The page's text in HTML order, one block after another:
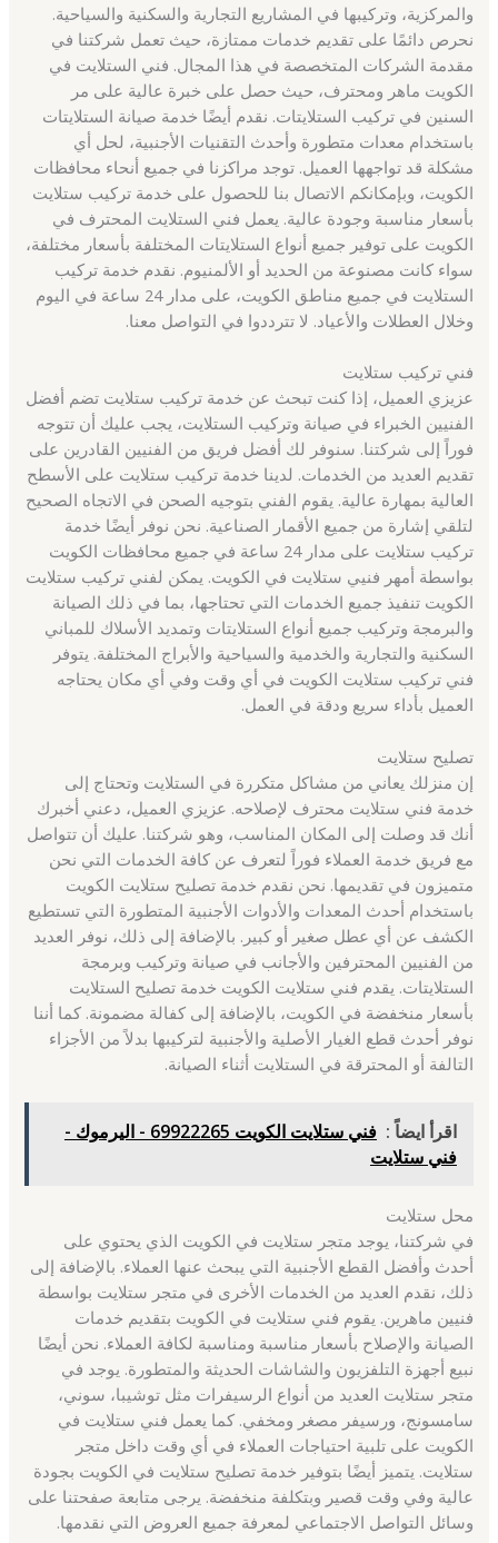
والمركزية، وتركيبها في المشاريع التجارية والسكنية والسياحية.
نحرص دائمًا على تقديم خدمات ممتازة، حيث تعمل شركتنا في
مقدمة الشركات المتخصصة في هذا المجال. فني الستلايت في
الكويت ماهر ومحترف، حيث حصل على خبرة عالية على مر
السنين في تركيب الستلايتات. نقدم أيضًا خدمة صيانة الستلايتات
باستخدام معدات متطورة وأحدث التقنيات الأجنبية، لحل أي
مشكلة قد تواجهها العميل. توجد مراكزنا في جميع أنحاء محافظات
الكويت، وبإمكانكم الاتصال بنا للحصول على خدمة تركيب ستلايت
بأسعار مناسبة وجودة عالية. يعمل فني الستلايت المحترف في
الكويت على توفير جميع أنواع الستلايتات المختلفة بأسعار مختلفة،
سواء كانت مصنوعة من الحديد أو الألمنيوم. نقدم خدمة تركيب
الستلايت في جميع مناطق الكويت، على مدار 24 ساعة في اليوم
وخلال العطلات والأعياد. لا تترددوا في التواصل معنا.
فني تركيب ستلايت
عزيزي العميل، إذا كنت تبحث عن خدمة تركيب ستلايت تضم أفضل
الفنيين الخبراء في صيانة وتركيب الستلايت، يجب عليك أن تتوجه
فوراً إلى شركتنا. سنوفر لك أفضل فريق من الفنيين القادرين على
تقديم العديد من الخدمات. لدينا خدمة تركيب ستلايت على الأسطح
العالية بمهارة عالية. يقوم الفني بتوجيه الصحن في الاتجاه الصحيح
لتلقي إشارة من جميع الأقمار الصناعية. نحن نوفر أيضًا خدمة
تركيب ستلايت على مدار 24 ساعة في جميع محافظات الكويت
بواسطة أمهر فنيي ستلايت في الكويت. يمكن لفني تركيب ستلايت
الكويت تنفيذ جميع الخدمات التي تحتاجها، بما في ذلك الصيانة
والبرمجة وتركيب جميع أنواع الستلايتات وتمديد الأسلاك للمباني
السكنية والتجارية والخدمية والسياحية والأبراج المختلفة. يتوفر
فني تركيب ستلايت الكويت في أي وقت وفي أي مكان يحتاجه
العميل بأداء سريع ودقة في العمل.
تصليح ستلايت
إن منزلك يعاني من مشاكل متكررة في الستلايت وتحتاج إلى
خدمة فني ستلايت محترف لإصلاحه. عزيزي العميل، دعني أخبرك
أنك قد وصلت إلى المكان المناسب، وهو شركتنا. عليك أن تتواصل
مع فريق خدمة العملاء فوراً لتعرف عن كافة الخدمات التي نحن
متميزون في تقديمها. نحن نقدم خدمة تصليح ستلايت الكويت
باستخدام أحدث المعدات والأدوات الأجنبية المتطورة التي تستطيع
الكشف عن أي عطل صغير أو كبير. بالإضافة إلى ذلك، نوفر العديد
من الفنيين المحترفين والأجانب في صيانة وتركيب وبرمجة
الستلايتات. يقدم فني ستلايت الكويت خدمة تصليح الستلايت
بأسعار منخفضة في الكويت، بالإضافة إلى كفالة مضمونة. كما أننا
نوفر أحدث قطع الغيار الأصلية والأجنبية لتركيبها بدلاً من الأجزاء
التالفة أو المحترقة في الستلايت أثناء الصيانة.
اقرأ ايضاً :
فني ستلايت الكويت 69922265 - اليرموك -
فني ستلايت
محل ستلايت
في شركتنا، يوجد متجر ستلايت في الكويت الذي يحتوي على
أحدث وأفضل القطع الأجنبية التي يبحث عنها العملاء. بالإضافة إلى
ذلك، نقدم العديد من الخدمات الأخرى في متجر ستلايت بواسطة
فنيين ماهرين. يقوم فني ستلايت في الكويت بتقديم خدمات
الصيانة والإصلاح بأسعار مناسبة ومناسبة لكافة العملاء. نحن أيضًا
نبيع أجهزة التلفزيون والشاشات الحديثة والمتطورة. يوجد في
متجر ستلايت العديد من أنواع الرسيفرات مثل توشيبا، سوني،
سامسونج، ورسيفر مصغر ومخفي. كما يعمل فني ستلايت في
الكويت على تلبية احتياجات العملاء في أي وقت داخل متجر
ستلايت. يتميز أيضًا بتوفير خدمة تصليح ستلايت في الكويت بجودة
عالية وفي وقت قصير وبتكلفة منخفضة. يرجى متابعة صفحتنا على
وسائل التواصل الاجتماعي لمعرفة جميع العروض التي نقدمها.